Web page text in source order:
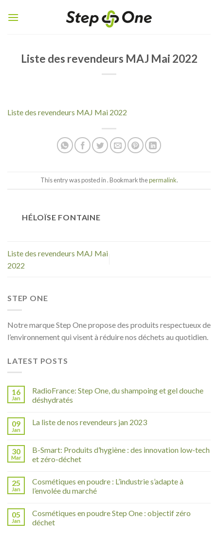
Liste des revendeurs MAJ Mai 2022
Liste des revendeurs MAJ Mai 2022
This entry was posted in . Bookmark thepermalink.
HÉLOÏSE FONTAINE
Liste des revendeurs MAJ Mai
2022
STEP ONE
Notre marque Step One propose des produits respectueux de
l’environnement qui visent à réduire nos déchets au quotidien.
LATEST POSTS
16
Jan
RadioFrance: Step One, du shampoing et gel douche
déshydratés
09
Jan
La liste de nos revendeurs jan 2023
30
Mar
B-Smart: Produits d’hygiène : des innovation low-tech
et zéro-déchet
25
Jan
Cosmétiques en poudre : L’industrie s’adapte à
l’envolée du marché
05
Jan
Cosmétiques en poudre Step One : objectif zéro
déchet